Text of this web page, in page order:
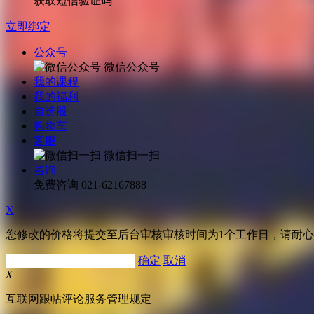
立即绑定
公众号
微信公众号
我的课程
我的福利
自选股
购物车
客服
微信扫一扫
咨询
免费咨询 021-62167888
X
您修改的价格将提交至后台审核审核时间为1个工作日，请耐
确定 取消
X
互联网跟帖评论服务管理规定